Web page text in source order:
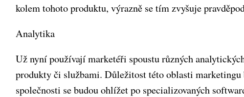
kolem tohoto produktu, výrazně se tím zvyšuje
Analytika
Už nyní používají marketéři spoustu různých
produkty či službami. Důležitost této oblasti marketingu
společnosti se budou ohlížet po specializovaných